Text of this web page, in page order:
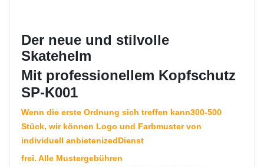
Der neue und stilvolle
Skatehelm
Mit professionellem Kopfschutz
SP-K001
Wenn die erste Ordnung sich treffen kann300-500
Stück, wir können Logo und Farbmuster von
individuell anbietenizedDienst
frei. Alle Mustergebühren